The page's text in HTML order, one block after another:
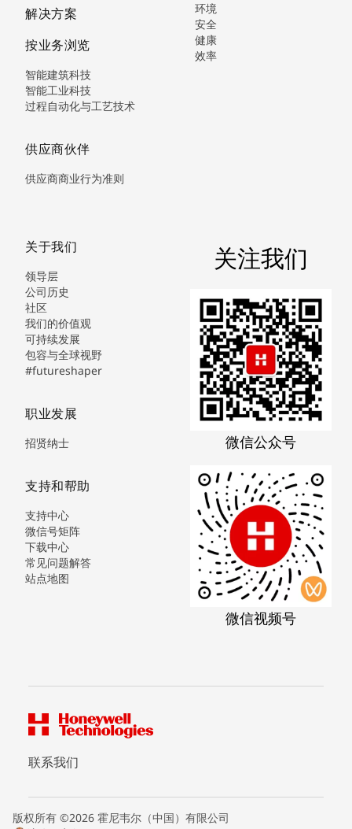
解决方案
按业务浏览
智能建筑科技
智能工业科技
过程自动化与工艺技术
供应商伙伴
供应商商业行为准则
环境
安全
健康
效率
关于我们
领导层
公司历史
社区
我们的价值观
可持续发展
包容与全球视野
#futureshaper
职业发展
招贤纳士
支持和帮助
支持中心
微信号矩阵
下载中心
常见问题解答
站点地图
关注我们
微信公众号
微信视频号
联系我们
版权所有 ©2026 霍尼韦尔（中国）有限公司